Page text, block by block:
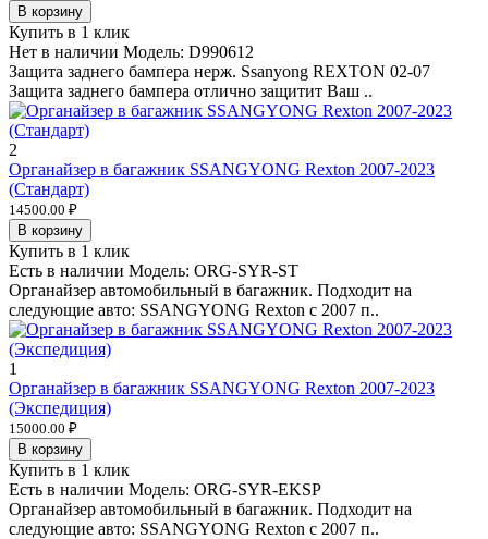
В корзину
Купить в 1 клик
Нет в наличии Модель: D990612
Защита заднего бампера нерж. Ssanyong REXTON 02-07
Защита заднего бампера отлично защитит Ваш ..
2
Органайзер в багажник SSANGYONG Rexton 2007-2023
(Стандарт)
14500.00 ₽
В корзину
Купить в 1 клик
Есть в наличии Модель: ORG-SYR-ST
Органайзер автомобильный в багажник. Подходит на
следующие авто: SSANGYONG Rexton с 2007 п..
1
Органайзер в багажник SSANGYONG Rexton 2007-2023
(Экспедиция)
15000.00 ₽
В корзину
Купить в 1 клик
Есть в наличии Модель: ORG-SYR-EKSP
Органайзер автомобильный в багажник. Подходит на
следующие авто: SSANGYONG Rexton с 2007 п..